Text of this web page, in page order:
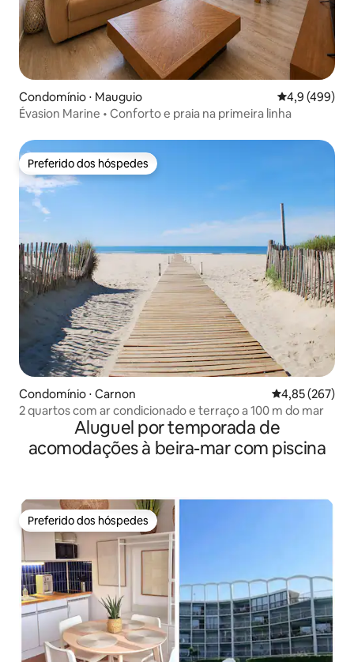
Condomínio ⋅ Mauguio 4,9 de uma
4,9 (499)
Évasion Marine • Conforto e praia na primeira linha
Preferido dos hóspedes
Preferido dos hóspedes
Condomínio ⋅ Carnon 4,85 de uma
4,85 (267)
2 quartos com ar condicionado e terraço a 100 m do mar
Aluguel por temporada de
acomodações à beira-mar com piscina
Preferido dos hóspedes
Preferido dos hóspedes